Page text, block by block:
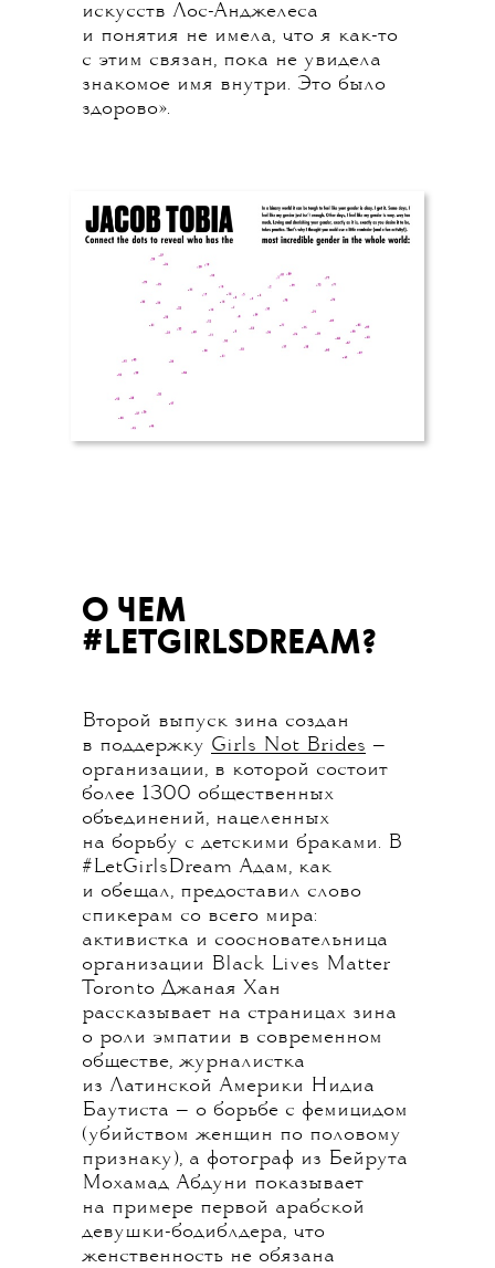
искусств Лос-Анджелеса
и понятия не имела, что я как-то
с этим связан, пока не увидела
знакомое имя внутри. Это было
здорово».
О ЧЕМ
#LETGIRLSDREAM?
Второй выпуск зина создан
в поддержку Girls Not Brides —
организации, в которой состоит
более 1300 общественных
объединений, нацеленных
на борьбу с детскими браками. В
#LetGirlsDream Адам, как
и обещал, предоставил слово
спикерам со всего мира:
активистка и соосновательница
организации Black Lives Matter
Toronto Джаная Хан
рассказывает на страницах зина
о роли эмпатии в современном
обществе, журналистка
из Латинской Америки Нидиа
Баутиста — о борьбе с фемицидом
(убийством женщин по половому
признаку), а фотограф из Бейрута
Мохамад Абдуни показывает
на примере первой арабской
девушки-бодиблдера, что
женственность не обязана